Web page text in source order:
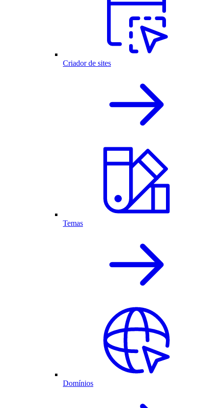
Criador de sites
Temas
Domínios